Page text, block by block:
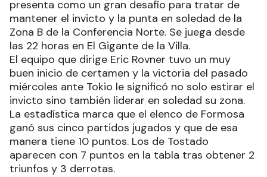
presenta como un gran desafío para tratar de
mantener el invicto y la punta en soledad de la
Zona B de la Conferencia Norte. Se juega desde
las 22 horas en El Gigante de la Villa.
El equipo que dirige Eric Rovner tuvo un muy
buen inicio de certamen y la victoria del pasado
miércoles ante Tokio le significó no solo estirar el
invicto sino también liderar en soledad su zona.
La estadística marca que el elenco de Formosa
ganó sus cinco partidos jugados y que de esa
manera tiene 10 puntos. Los de Tostado
aparecen con 7 puntos en la tabla tras obtener 2
triunfos y 3 derrotas.